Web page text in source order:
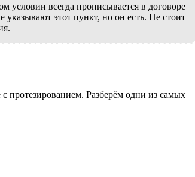
условии всегда прописывается в договоре
этот пункт, но он есть. Не стоит
протезированием. Разберём одни из самых